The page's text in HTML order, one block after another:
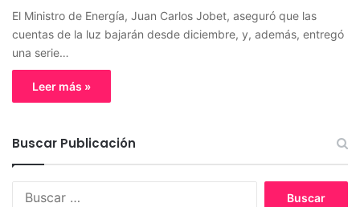
El Ministro de Energía, Juan Carlos Jobet, aseguró que las
cuentas de la luz bajarán desde diciembre, y, además, entregó
una serie…
Leer más »
Buscar Publicación